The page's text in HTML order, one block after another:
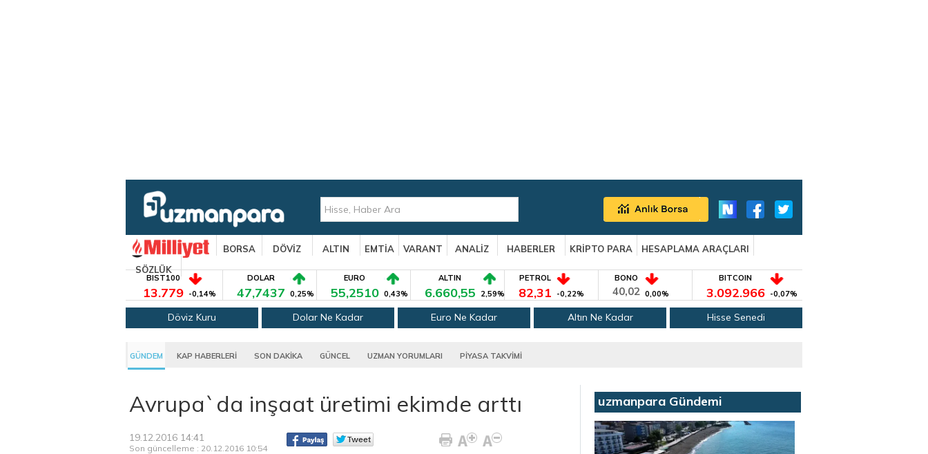
BORSA DÖVİZ ALTIN EMTİA VARANT ANALİZ HABERLER KRİPTO PARA
HESAPLAMA ARAÇLARI
SÖZLÜK
BIST100
13.779 -0,14%
DOLAR
47,7437 0,25%
EURO
55,2510 0,43%
ALTIN
6.660,55 2,59%
PETROL
82,31 -0,22%
BONO
40,02 0,00%
BITCOIN
3.092.966 -0,07%
Döviz Kuru Dolar Ne Kadar Euro Ne Kadar Altın Ne Kadar Hisse Senedi
GÜNDEM KAP HABERLERİ SON DAKİKA GÜNCEL UZMAN YORUMLARI PİYASA TAKVİMİ
Avrupa`da inşaat üretimi ekimde arttı
19.12.2016 14:41
Son güncelleme : 20.12.2016 10:54
uzmanpara Gündemi